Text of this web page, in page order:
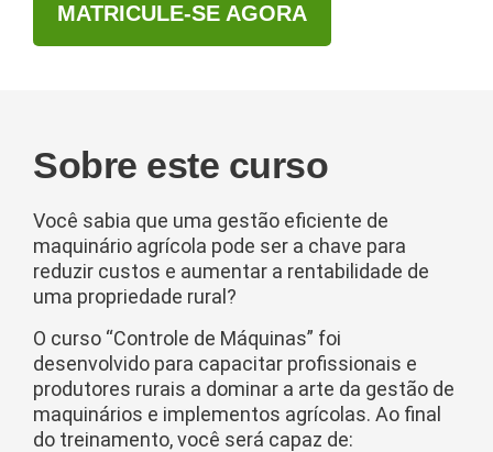
MATRICULE-SE AGORA
Sobre este curso
Você sabia que uma gestão eficiente de
maquinário agrícola pode ser a chave para
reduzir custos e aumentar a rentabilidade de
uma propriedade rural?
O curso “Controle de Máquinas” foi
desenvolvido para capacitar profissionais e
produtores rurais a dominar a arte da gestão de
maquinários e implementos agrícolas. Ao final
do treinamento, você será capaz de: